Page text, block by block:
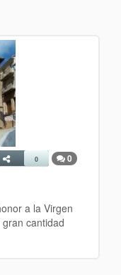
0
0
a la Virgen
cantidad